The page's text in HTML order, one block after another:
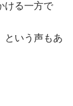
ける一方で
という声もあ